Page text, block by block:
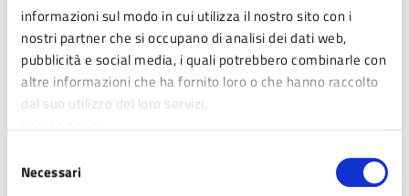
informazioni sul modo in cui utilizza il nostro sito con i
nostri partner che si occupano di analisi dei dati web,
pubblicità e social media, i quali potrebbero combinarle con
altre informazioni che ha fornito loro o che hanno raccolto
dal suo utilizzo dei loro servizi.
delNecessari
Cruscotto dell’Integrazione
Questo strumento innovativo di analisi e monitoraggio è
promosso da CIAC in partnership con il Comune di Parma,
l’Università di Parma e l’Università di Bologna, con il sostegno
asilo, dei rifugiati e delle rifugiate nella provincia (accoglienza,
utilizzo dei servizi, sbocchi abitativi e lavorativi), offrendo una